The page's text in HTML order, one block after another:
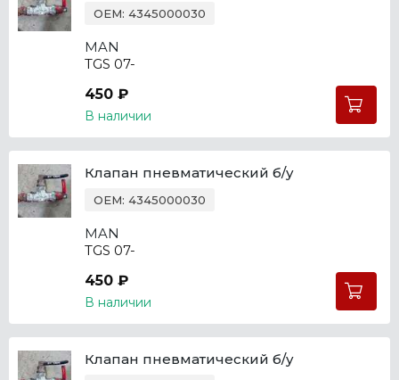
OEM: 4345000030
MAN
TGS 07-
450 ₽
В наличии
Клапан пневматический б/у
OEM: 4345000030
MAN
TGS 07-
450 ₽
В наличии
Клапан пневматический б/у